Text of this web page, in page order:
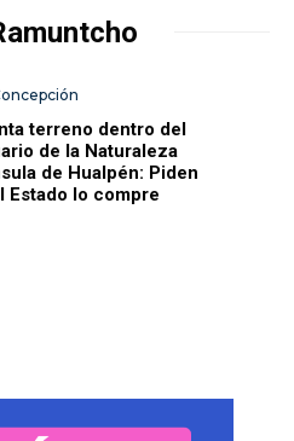
terreno dentro del
de la Naturaleza
de Hualpén: Piden
Estado lo compre